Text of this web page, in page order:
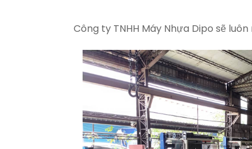
Công ty TNHH Máy Nhựa Dipo sẽ